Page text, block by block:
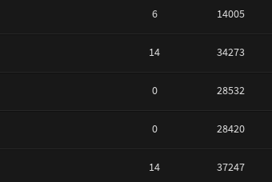
6 14005
14 34273
0 28532
0 28420
14 37247